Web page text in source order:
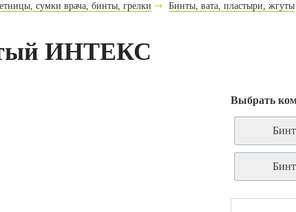
товары
техники
сумки врача, бинты, грелки Бинты, вата, пластыри, жгуты
ИНТЕКС
Выбрать